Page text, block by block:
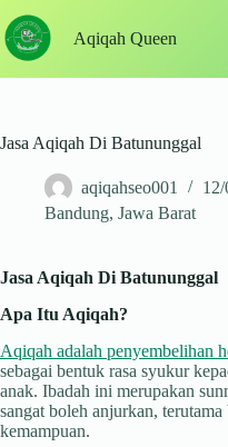
to
content
Aqiqah Queen
Jasa Aqiqah Di Batununggal
aqiqahseo001
Bandung, Jawa Barat
Jasa Aqiqah Di Batununggal
Apa Itu Aqiqah?
Aqiqah adalah penyembelihan
sebagai bentuk rasa syukur
anak. Ibadah ini merupakan
sangat boleh anjurkan,
kemampuan.